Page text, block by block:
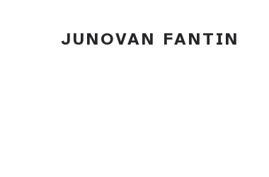
JUNOVAN FANTIN